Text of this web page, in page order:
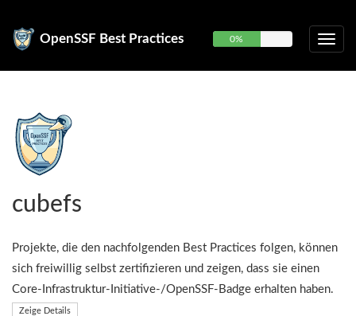
OpenSSF Best Practices 0%
cubefs
Projekte, die den nachfolgenden Best Practices folgen, können
sich freiwillig selbst zertifizieren und zeigen, dass sie einen
Core-Infrastruktur-Initiative-/OpenSSF-Badge erhalten haben.
Zeige Details